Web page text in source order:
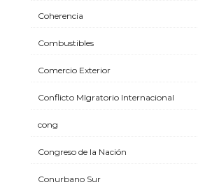
Coherencia
Combustibles
Comercio Exterior
Conflicto MIgratorio Internacional
cong
Congreso de la Nación
Conurbano Sur